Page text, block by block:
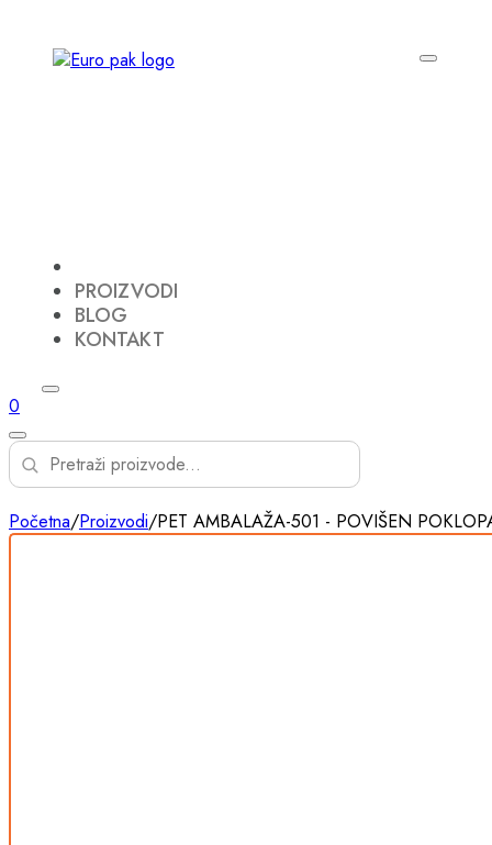
PROIZVODI
BLOG
KONTAKT
0
Početna/Proizvodi/PET AMBALAŽA-501 - POVIŠEN